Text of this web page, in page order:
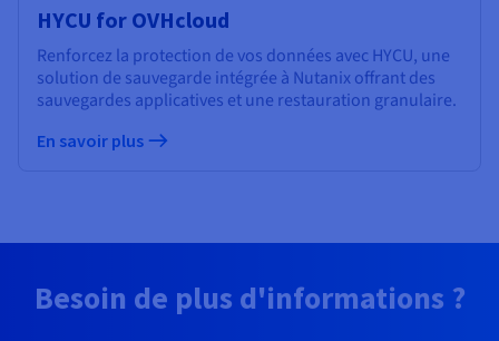
HYCU for OVHcloud
Renforcez la protection de vos données avec HYCU, une
solution de sauvegarde intégrée à Nutanix offrant des
sauvegardes applicatives et une restauration granulaire.
En savoir plus
Besoin de plus d'informations ?